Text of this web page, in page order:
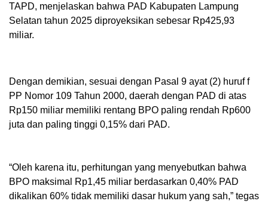
TAPD, menjelaskan bahwa PAD Kabupaten Lampung
Selatan tahun 2025 diproyeksikan sebesar Rp425,93
miliar.
Dengan demikian, sesuai dengan Pasal 9 ayat (2) huruf f
PP Nomor 109 Tahun 2000, daerah dengan PAD di atas
Rp150 miliar memiliki rentang BPO paling rendah Rp600
juta dan paling tinggi 0,15% dari PAD.
“Oleh karena itu, perhitungan yang menyebutkan bahwa
BPO maksimal Rp1,45 miliar berdasarkan 0,40% PAD
dikalikan 60% tidak memiliki dasar hukum yang sah,” tegas